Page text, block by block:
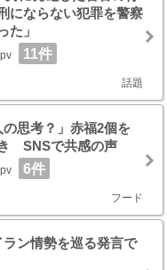
にならない犯罪を警察
た」
11件
話題
思考？」赤福2個を
SNSで共感の声
6件
フード
ン情勢を巡る発言で